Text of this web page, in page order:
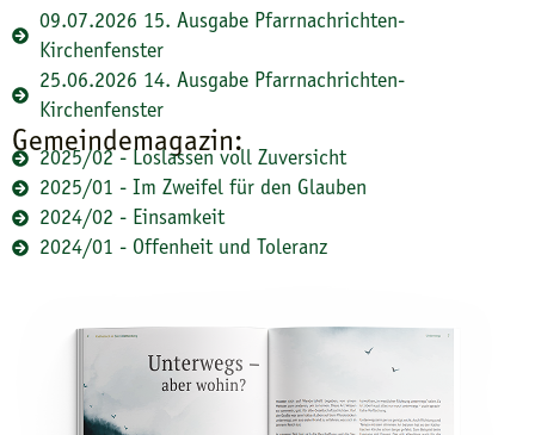
09.07.2026 15. Ausgabe Pfarrnachrichten-
Kirchenfenster
25.06.2026 14. Ausgabe Pfarrnachrichten-
Kirchenfenster
Gemeindemagazin:
2025/02 - Loslassen voll Zuversicht
2025/01 - Im Zweifel für den Glauben
2024/02 - Einsamkeit
2024/01 - Offenheit und Toleranz